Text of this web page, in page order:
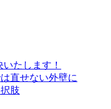
たします！
直せない外壁に
肢